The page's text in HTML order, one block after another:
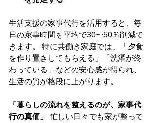
生活支援の家事代行を活用すると、毎
日の家事時間を平均で30〜50％削減で
きます。 特に共働き家庭では、「夕食
を作り置きしてもらえる」「洗濯が終
わっている」などの安心感が得られ、
生活の質が格段に上がります。
「暮らしの流れを整えるのが、家事代
行の真価」
忙しい日々でも家が整って